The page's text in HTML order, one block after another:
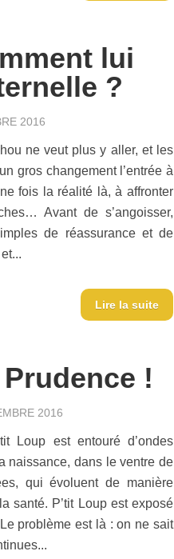
lui
?
2016
ne veut plus y aller, et les
gros changement l’entrée à
fois la réalité là, à affronter
Avant de s’angoisser,
de réassurance et de
Lire la suite
!
2016
Loup est entouré d’ondes
naissance, dans le ventre de
qui évoluent de manière
santé. P’tit Loup est exposé
problème est là : on ne sait